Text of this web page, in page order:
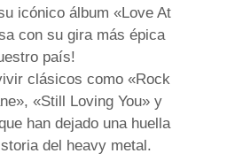
icónico álbum «Love At
con su gira más épica
país!
clásicos como «Rock
«Still Loving You» y
han dejado una huella
del heavy metal.